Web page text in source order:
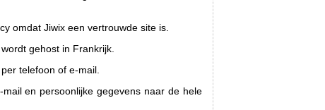
omdat Jiwix een vertrouwde site is.
gehost in Frankrijk.
telefoon of e-mail.
en persoonlijke gegevens naar de hele